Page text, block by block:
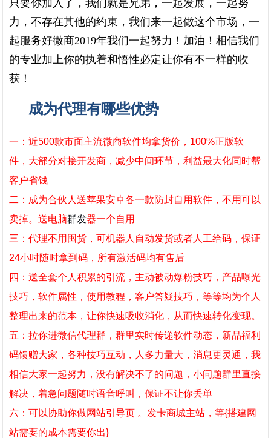
只要你加入了，我们就是兄弟，一起发展，一起努
力，不存在其他的约束，我们来一起做这个市场，一
起服务好微商2019年我们一起努力！加油！相信我们
的专业加上你的执着和悟性必定让你有不一样的收
获！
成为代理有哪些优势
一：近500款市面主流微商软件均拿货价，100%正版软
件，大部分对接开发商，减少中间环节，利益最大化同时帮
客户省钱
二：成为合伙人送苹果安卓各一款防封自用软件，不用可以
卖掉。送电脑群发器一个自用
三：代理不用囤货，可机器人自动发货或者人工给码，保证
24小时随时拿到码，所有激活码均有售后
四：送全套个人积累的引流，主动被动爆粉技巧，产品曝光
技巧，软件属性，使用教程，客户答疑技巧，等等均为个人
整理出来的范本，让你快速吸收消化，从而快速转化变现。
五：拉你进微信代理群，群里实时传递软件动态，新品福利
码馈赠大家，各种技巧互动，人多力量大，消息更灵通，我
相信大家一起努力，没有解决不了的问题，小问题群里直接
解决，着急问题随时语音呼叫，保证不让你丢单
六：可以协助你做网站引导页 。发卡商城主站，等{搭建网
站需要的成本需要你出}